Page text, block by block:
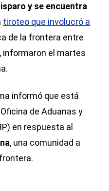
y se encuentra
tiroteo que involucró a
de la frontera entre
informaron el martes
informó que está
de Aduanas y
en respuesta al
, una comunidad a